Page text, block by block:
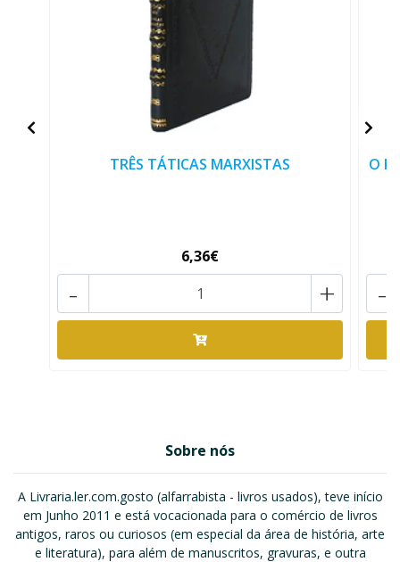
TRÊS TÁTICAS MARXISTAS
6,36€
+
-
O
-
Sobre nós
A Livraria.ler.com.gosto (alfarrabista - livros usados), teve início
em Junho 2011 e está vocacionada para o comércio de livros
antigos, raros ou curiosos (em especial da área de história, arte
e literatura), para além de manuscritos, gravuras, e outra